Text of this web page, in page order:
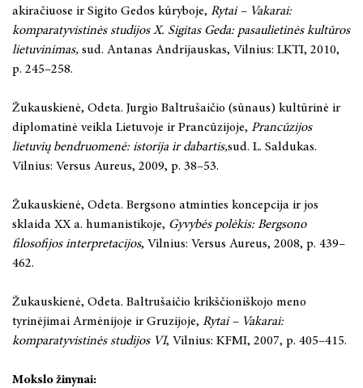
akiračiuose ir Sigito Gedos kūryboje, Rytai – Vakarai:
komparatyvistinės studijos X. Sigitas Geda: pasaulietinės kultūros
lietuvinimas, sud. Antanas Andrijauskas, Vilnius: LKTI, 2010,
p. 245–258.
Žukauskienė, Odeta. Jurgio Baltrušaičio (sūnaus) kultūrinė ir
diplomatinė veikla Lietuvoje ir Prancūzijoje, Prancūzijos
lietuvių bendruomenė: istorija ir dabartis,sud. L. Saldukas.
Vilnius: Versus Aureus, 2009, p. 38–53.
Žukauskienė, Odeta. Bergsono atminties koncepcija ir jos
sklaida XX a. humanistikoje, Gyvybės polėkis: Bergsono
filosofijos interpretacijos, Vilnius: Versus Aureus, 2008, p. 439–
462.
Žukauskienė, Odeta. Baltrušaičio krikščioniškojo meno
tyrinėjimai Armėnijoje ir Gruzijoje, Rytai – Vakarai:
komparatyvistinės studijos VI, Vilnius: KFMI, 2007, p. 405–415.
Mokslo žinynai: